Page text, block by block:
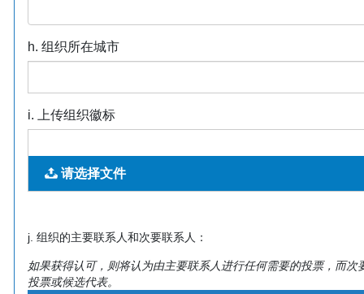
h. 组织所在城市
i. 上传组织徽标
请选择文件
j. 组织的主要联系人和次要联系人：
如果获得认可，则将认为由主要联系人进行任何需要的投票，而
投票或候选代表。